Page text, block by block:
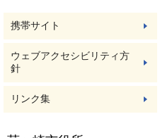
携帯サイト
ウェブアクセシビリティ方
針
リンク集